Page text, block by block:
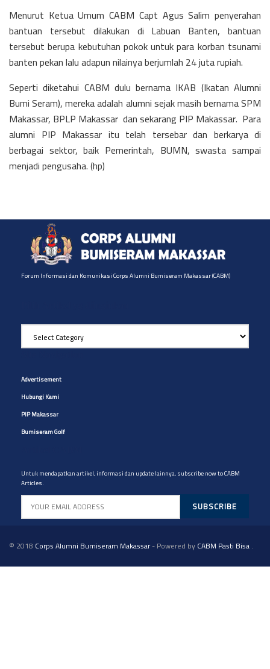
Menurut Ketua Umum CABM Capt Agus Salim penyerahan
bantuan tersebut dilakukan di Labuan Banten, bantuan
tersebut berupa kebutuhan pokok untuk para korban tsunami
banten pekan lalu adapun nilainya berjumlah 24 juta rupiah.
Seperti diketahui CABM dulu bernama IKAB (Ikatan Alumni
Bumi Seram), mereka adalah alumni sejak masih bernama SPM
Makassar, BPLP Makassar dan sekarang PIP Makassar. Para
alumni PIP Makassar itu telah tersebar dan berkarya di
berbagai sektor, baik Pemerintah, BUMN, swasta sampai
menjadi pengusaha. (hp)
Forum Informasi dan Komunikasi Corps Alumni Bumiseram Makassar (CABM)
Pilih
Artikel
yg
Advertisement
Hubungi Kami
PIP Makassar
Bumiseram Golf
Untuk mendapatkan artikel, informasi dan update lainnya, subscribe now to CABM
Articles.
© 2018 Corps Alumni Bumiseram Makassar- Powered byCABM Pasti Bisa.